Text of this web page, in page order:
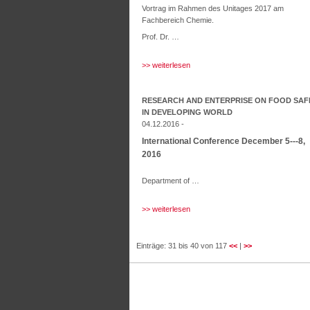
Vortrag im Rahmen des Unitages 2017 am
Fachbereich Chemie.
Prof. Dr. …
>> weiterlesen
RESEARCH AND ENTERPRISE ON FOOD
IN DEVELOPING WORLD
04.12.2016 -
International Conference December 5--‐8,
2016
Department of …
>> weiterlesen
Einträge: 31 bis 40 von 117 << | >>